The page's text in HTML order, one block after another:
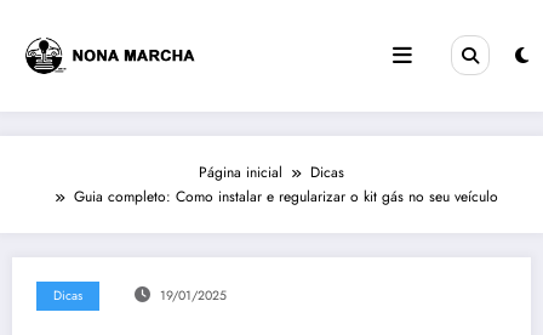
conteúdo
Página inicial
Dicas
Guia completo: Como instalar e regularizar o kit gás no seu veículo
Dicas 19/01/2025